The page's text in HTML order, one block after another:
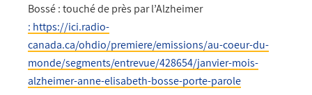
Bossé : touché de près par l’Alzheimer
: https://ici.radio-
canada.ca/ohdio/premiere/emissions/au-coeur-du-
monde/segments/entrevue/428654/janvier-mois-
alzheimer-anne-elisabeth-bosse-porte-parole